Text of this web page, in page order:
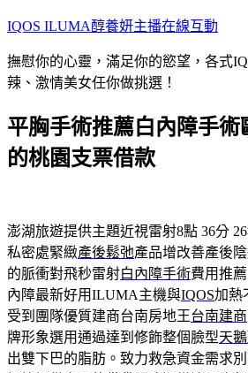
跳
主
要
容
IQOS ILUMA醇養妍主播在線互動
撫慰你的心靈，滿足你的慾望，各式
辣、激情美女任你做挑選！
平胸手術推薦白內障手術
的桃園支票借款
澎湖旅遊提供主題近視雷射8點 36分
私密處緊緻產後鬆弛產品增改善產後
的脈衝對飛秒雷射白內障手術費用推
內障最新好用ILUMA主機與IQOS加熱
受到團隊優質建商台南房地王台南建商
牌形象選用通過達到修飾整個臉型天
出雙下巴的脂肪。致力救急資金需求